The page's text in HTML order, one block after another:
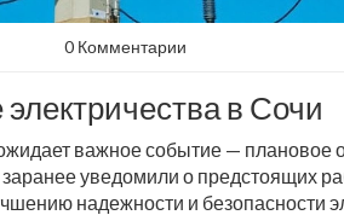
0 Комментарии
в Сочи
важное событие — плановое
уведомили о предстоящих
надежности и безопасности